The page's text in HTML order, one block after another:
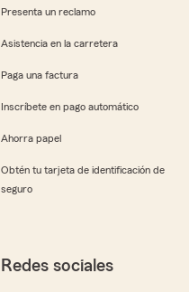
Presenta un reclamo
Asistencia en la carretera
Paga una factura
Inscríbete en pago automático
Ahorra papel
Obtén tu tarjeta de identificación de
seguro
Redes sociales